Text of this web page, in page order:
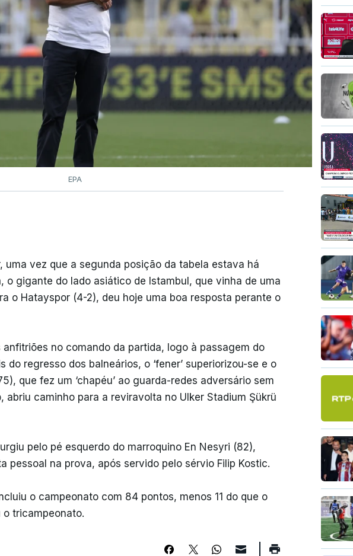
EPA
uma vez que a segunda posição da tabela estava há
o gigante do lado asiático de Istambul, que vinha de uma
o Hatayspor (4-2), deu hoje uma boa resposta perante o
no comando da partida, logo à passagem do
do regresso dos balneários, o ‘fener’ superiorizou-se e o
que fez um ‘chapéu’ ao guarda-redes adversário sem
abriu caminho para a reviravolta no Ulker Stadium Şükrü
pelo pé esquerdo do marroquino En Nesyri (82),
pessoal na prova, após servido pelo sérvio Filip Kostic.
o campeonato com 84 pontos, menos 11 do que o
o tricampeonato.